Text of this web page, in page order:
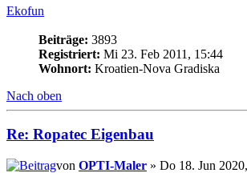
Ekofun
Beiträge: 3893
Registriert: Mi 23. Feb 2011, 15:44
Wohnort: Kroatien-Nova Gradiska
Nach oben
Re: Ropatec Eigenbau
von OPTI-Maler » Do 18. Jun